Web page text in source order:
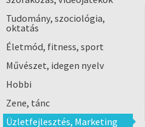
Tudomány, szociológia,
oktatás
Életmód, fitness, sport
Művészet, idegen nyelv
Hobbi
Zene, tánc
Üzletfejlesztés, Marketing